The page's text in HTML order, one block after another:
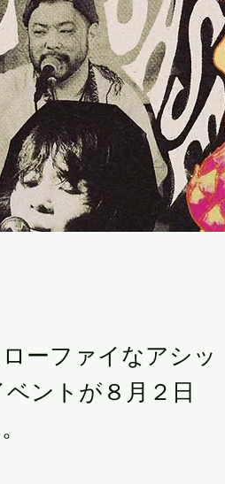
ーファイなアシッ
ントが８月２日